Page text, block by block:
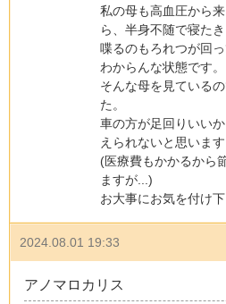
私の母も高血圧から
ら、半身不随で寝た
喋るのもろれつが回
わからんな状態です。
そんな母を見ている
た。
車の方が足回りいい
えられないと思います
(医療費もかかるから
ますが...)
お大事にお気を付け下
2024.08.01 19:33
アノマロカリス